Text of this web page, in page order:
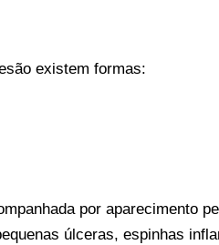
existem formas:
por aparecimento
úlceras, espinhas